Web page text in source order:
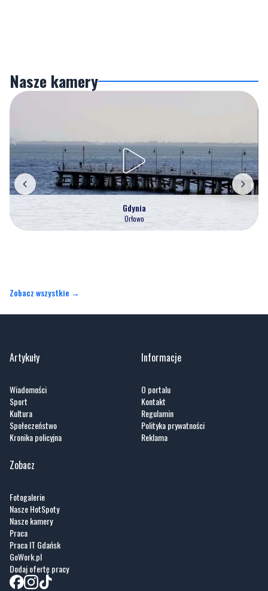
Nasze kamery
Gdynia
Orłowo
Zobacz wszystkie →
Artykuły
Wiadomości
Sport
Kultura
Społeczeństwo
Kronika policyjna
Informacje
O portalu
Kontakt
Regulamin
Polityka prywatności
Reklama
Zobacz
Fotogalerie
Nasze HotSpoty
Nasze kamery
Praca
Praca IT Gdańsk
GoWork.pl
Dodaj ofertę pracy